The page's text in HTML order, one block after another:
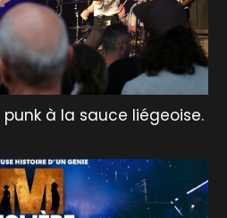
punk à la sauce liégeoise.